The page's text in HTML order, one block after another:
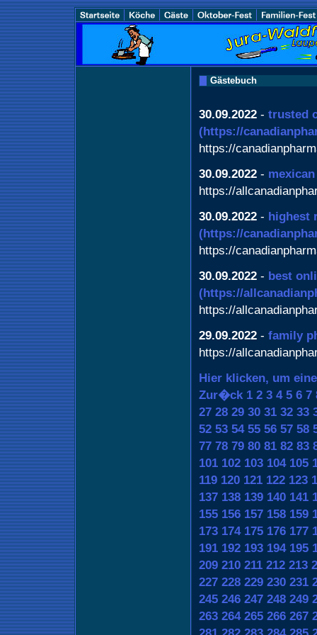
Gästebuch
30.09.2022 - trusted
(https://
https://
30.09.2022 -
https://
30.09.2022 - highest
(https://
https://
30.09.2022 - best
(https://
https://
29.09.2022 - family
https://
Hier klicken, um
Zur�ck 1 2 3 4 5 6 7
27 28 29 30 31 32 33
52 53 54 55 56 57 58
77 78 79 80 81 82 83
101 102 103 104 105
119 120 121 122 123
137 138 139 140 141
155 156 157 158 159
173 174 175 176 177
191 192 193 194 195
209 210 211 212 213
227 228 229 230 231
245 246 247 248 249
263 264 265 266 267